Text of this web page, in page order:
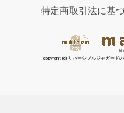
特定商取引法に基
copyright (c) リバーシブルジャガー